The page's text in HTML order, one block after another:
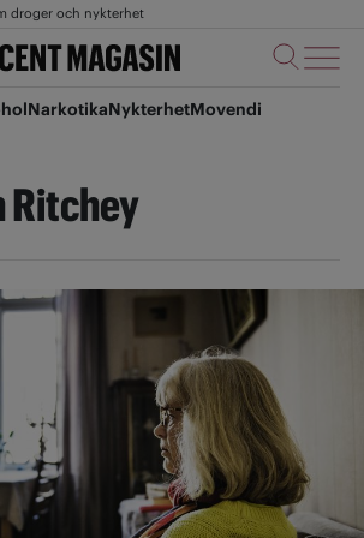
droger och nykterhet
NarkotikaNykterhetMovendi
Ritchey